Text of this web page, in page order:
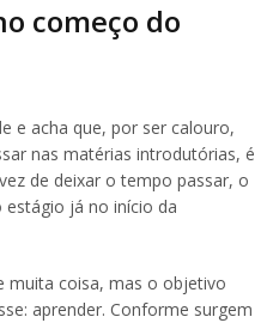
começo do
e acha que, por ser calouro,
nas matérias introdutórias, é
de deixar o tempo passar, o
estágio já no início da
muita coisa, mas o objetivo
aprender. Conforme surgem